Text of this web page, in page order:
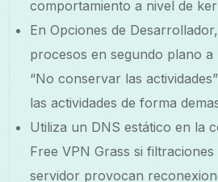
comportamiento a nivel de
En Opciones de
procesos en segundo plano a
“No conservar las
las actividades de forma
Utiliza un DNS estático en la
Free VPN Grass si
servidor provocan